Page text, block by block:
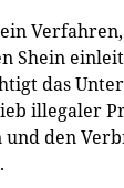
Verfahren,
Shein
das
illegaler
den